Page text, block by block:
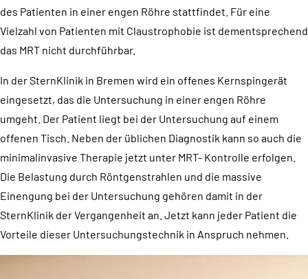
des Patienten in einer engen Röhre stattfindet. Für eine
Vielzahl von Patienten mit Claustrophobie ist dementsprechend
das MRT nicht durchführbar.
In der SternKlinik in Bremen wird ein offenes Kernspingerät
eingesetzt, das die Untersuchung in einer engen Röhre
umgeht. Der Patient liegt bei der Untersuchung auf einem
offenen Tisch. Neben der üblichen Diagnostik kann so auch die
minimalinvasive Therapie jetzt unter MRT- Kontrolle erfolgen.
Die Belastung durch Röntgenstrahlen und die massive
Einengung bei der Untersuchung gehören damit in der
SternKlinik der Vergangenheit an. Jetzt kann jeder Patient die
Vorteile dieser Untersuchungstechnik in Anspruch nehmen.